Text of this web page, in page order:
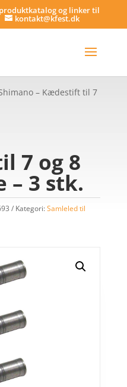
produktkatalog og linker til
kontakt@kfest.dk
– Kædestift til 7
7 og 8
– 3 stk.
Kategori:Samleled til